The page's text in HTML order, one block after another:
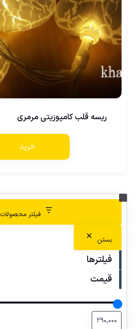
ریسه قلب کامپوزیتی مرمری
خرید
فیلتر محصولات
بستن
فیلترها
قیمت